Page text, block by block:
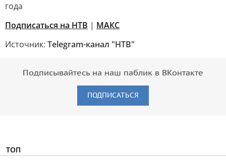
года
Подписаться на НТВ | МАКС
Источник: Telegram-канал "НТВ"
Подписывайтесь на наш паблик в ВКонтакте
ПОДПИСАТЬСЯ
ТОП